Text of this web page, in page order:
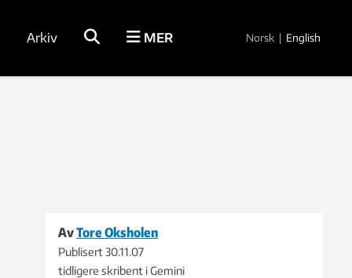
Arkiv MER Norsk | English
AvTore Oksholen
Publisert30.11.07
tidligere skribent i Gemini